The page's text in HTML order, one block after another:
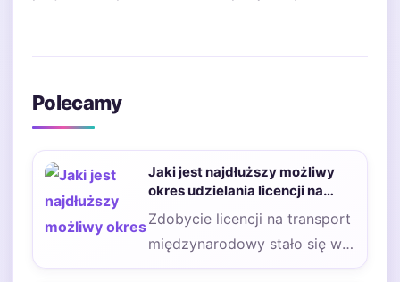
Polecamy
Jaki jest najdłuższy możliwy
okres udzielania licencji na
międzynarodowy transport
drogowy?
Zdobycie licencji na transport
międzynarodowy stało się w
obecnych czasach bardzo